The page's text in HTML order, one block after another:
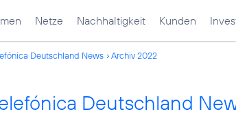
Netze Nachhaltigkeit Kunden
Deutschland News Archiv 2022
Deutschland